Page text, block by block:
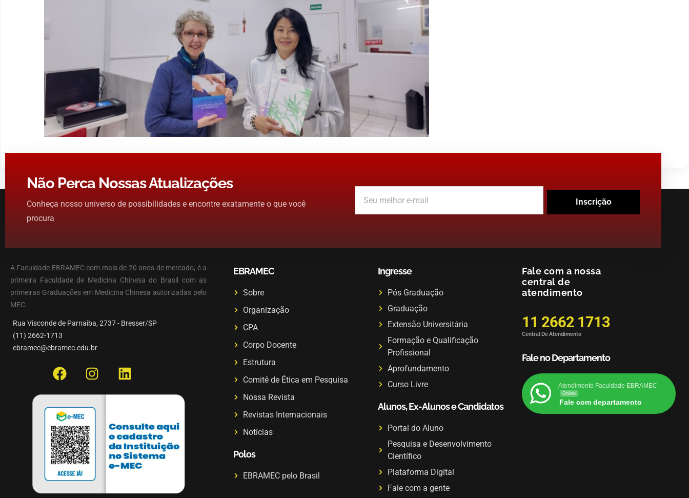
Não Perca Nossas Atualizações
Conheça nosso universo de possibilidades e encontre exatamente o que você
procura
Inscrição
A Faculdade EBRAMEC com mais de 20 anos de mercado, é a
primeira Faculdade de Medicina Chinesa do Brasil com as
primeiras Graduações em Medicina Chinesa autorizadas pelo
MEC.
Rua Visconde de Parnaiba, 2737 - Bresser/SP
(11) 2662-1713
ebramec@ebramec.edu.br
EBRAMEC
Sobre
Organização
CPA
Corpo Docente
Estrutura
Comitê de Ética em Pesquisa
Nossa Revista
Revistas Internacionais
Notícias
Polos
EBRAMEC pelo Brasil
Ingresse
Pós Graduação
Graduação
Extensão Universitária
Formação e Qualificação
Profissional
Aprofundamento
Curso Livre
Alunos, Ex-Alunos e Candidatos
Portal do Aluno
Pesquisa e Desenvolvimento
Científico
Plataforma Digital
Fale com a gente
Fale com a nossa
central de
atendimento
11 2662 1713
Central De Atendimento
Fale no Departamento
Atendimento Faculdade EBRAMEC
Online
Fale com departamento